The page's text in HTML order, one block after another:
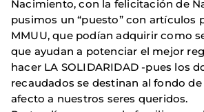
Nacimiento, con la felicitación de
pusimos un “puesto” con artículos
MMUU, que podían adquirir como
que ayudan a potenciar el mejor
hacer LA SOLIDARIDAD -pues los
recaudados se destinan al fondo
afecto a nuestros seres queridos.